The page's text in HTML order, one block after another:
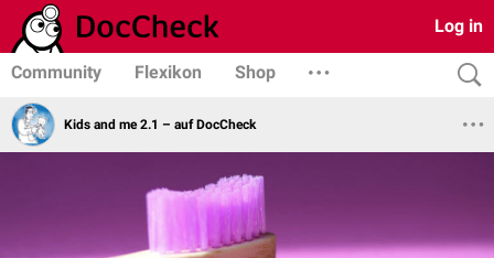
Log in
Community Flexikon Shop
Kids and me 2.1 – auf DocCheck